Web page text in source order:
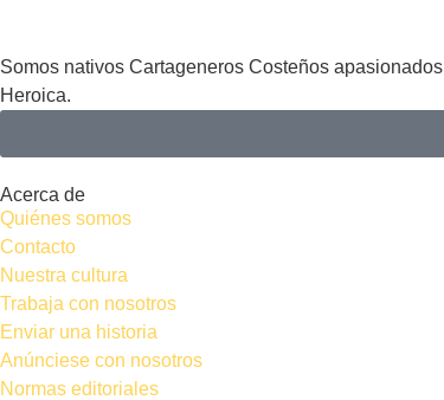
Somos nativos Cartageneros Costeños
Heroica.
Acerca de
Quiénes somos
Contacto
Nuestra cultura
Trabaja con nosotros
Enviar una historia
Anúnciese con nosotros
Normas editoriales